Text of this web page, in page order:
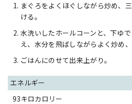
まぐろをよくほぐしながら炒め、
ける。
水洗いしたホールコーンと、下ゆ
え、水分を飛ばしながらよく炒め
ごはんにのせて出来上がり。
エネルギー
93キロカロリー